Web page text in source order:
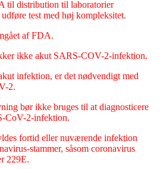
til distribution til laboratorier
test med høj kompleksitet.
af FDA.
ikke akut SARS-COV-2-infektion.
infektion, er det nødvendigt med
2.
bør ikke bruges til at diagnosticere
CoV-2-infektion.
fortid eller nuværende infektion
stammer, såsom coronavirus
229E.